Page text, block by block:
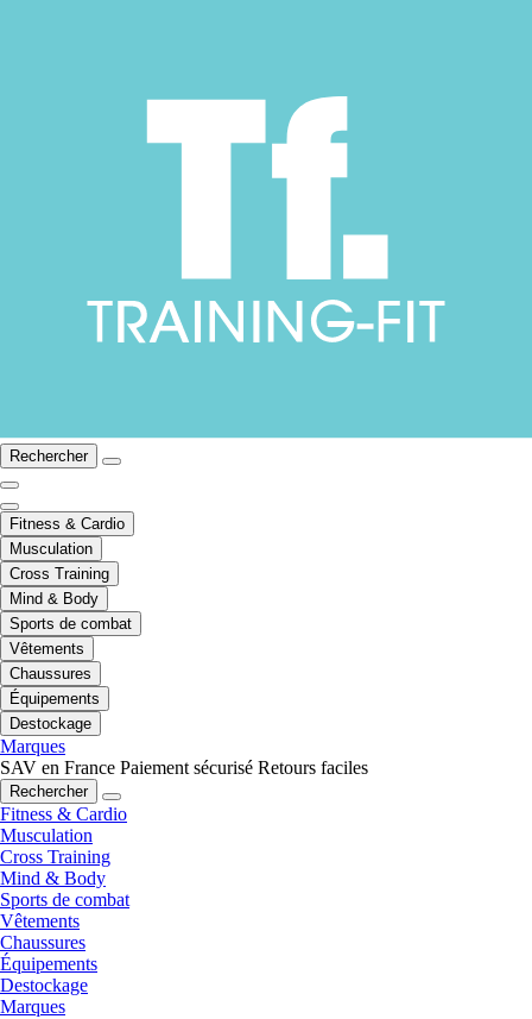
Rechercher
Fitness & Cardio
Musculation
Cross Training
Mind & Body
Sports de combat
Vêtements
Chaussures
Équipements
Destockage
Marques
SAV en France Paiement sécurisé Retours faciles
Rechercher
Fitness & Cardio
Musculation
Cross Training
Mind & Body
Sports de combat
Vêtements
Chaussures
Équipements
Destockage
Marques